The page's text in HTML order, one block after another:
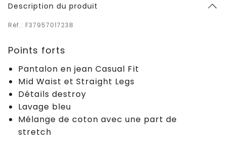
Description du produit
Réf.: F37957017238
Points forts
Pantalon en jean Casual Fit
Mid Waist et Straight Legs
Détails destroy
Lavage bleu
Mélange de coton avec une part de
stretch